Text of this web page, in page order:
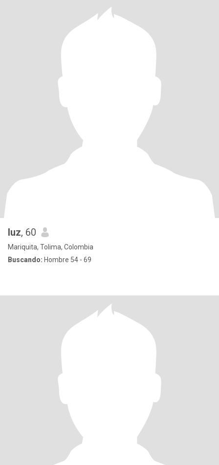
luz, 60
Mariquita, Tolima, Colombia
Buscando: Hombre 54 - 69